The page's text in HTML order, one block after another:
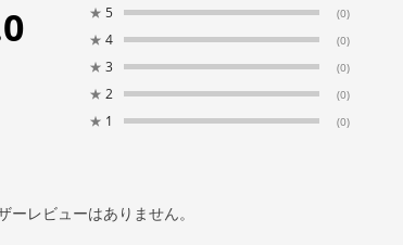
★ 5 (0)
★ 4 (0)
★ 3 (0)
★ 2 (0)
★ 1 (0)
ーレビューはありません。